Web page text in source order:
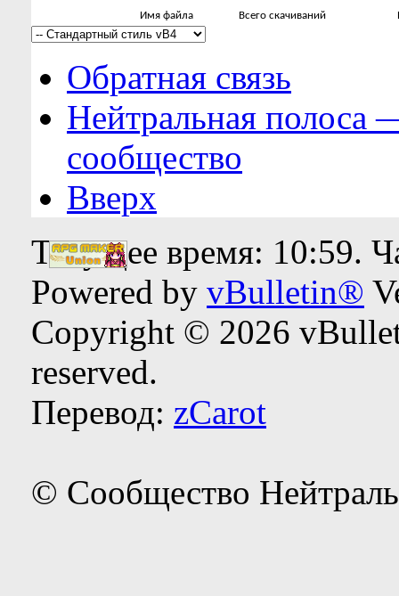
Имя файла Всего скачиваний
Обратная связь
Нейтральная полоса
сообщество
Вверх
Текущее время: 10:59.
Powered by vBulletin®
Copyright © 2026
reserved.
Перевод: zCarot
© Сообщество